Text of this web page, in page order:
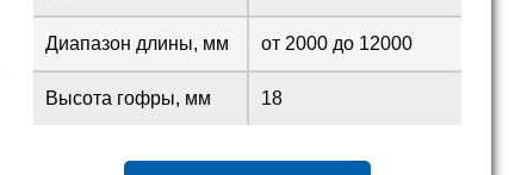
Диапазон длины, мм от 2000 до 12000
Высота гофры, мм 18